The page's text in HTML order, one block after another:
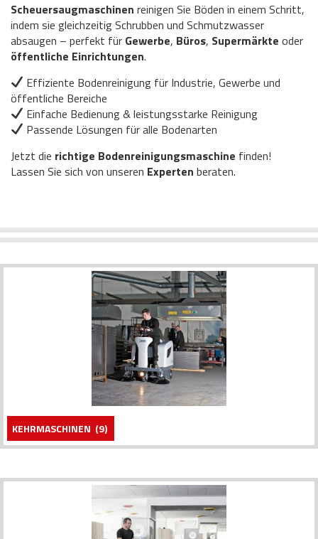
Scheuersaugmaschinen reinigen Sie Böden in einem Schritt,
indem sie gleichzeitig Schrubben und Schmutzwasser
absaugen – perfekt für Gewerbe, Büros, Supermärkte oder
öffentliche Einrichtungen.
Effiziente Bodenreinigung für Industrie, Gewerbe und
öffentliche Bereiche
Einfache Bedienung & leistungsstarke Reinigung
Passende Lösungen für alle Bodenarten
Jetzt die richtige Bodenreinigungsmaschine finden!
Lassen Sie sich von unseren Experten beraten.
KEHRMASCHINEN (9)